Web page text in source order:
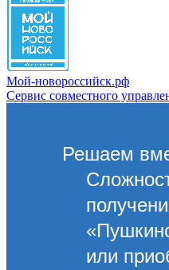
Мой-новороссийск.рф
Сервис совместного
Решаем
или